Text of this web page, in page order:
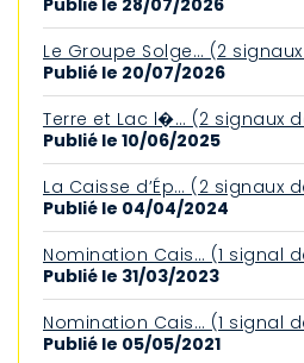
Le Groupe Solge… (2
Publié le 20/07/2026
Terre et Lac l�… (2 signaux
Publié le 10/06/2025
La Caisse d’Ép… (2 signaux
Publié le 04/04/2024
Nomination Cais… (1 signal
Publié le 31/03/2023
Nomination Cais… (1 signal
Publié le 05/05/2021